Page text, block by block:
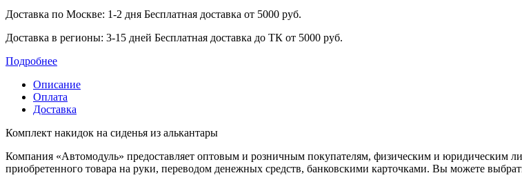
Доставка по Москве: 1-2 дня Бесплатная доставка от 5000 руб.
Доставка в регионы: 3-15 дней Бесплатная доставка до ТК от 5000 руб.
Подробнее
Описание
Оплата
Доставка
Комплект накидок на сиденья из алькантары
Компания «Автомодуль» предоставляет оптовым и розничным покупателям, физическим и юридическим
приобретенного товара на руки, переводом денежных средств, банковскими карточками. Вы можете